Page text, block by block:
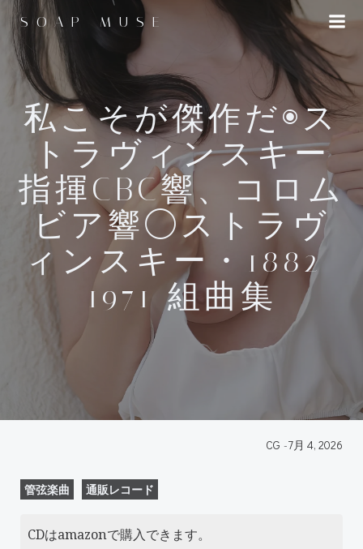
ツ
へ
ス
キ
ッ
プ
SOAP MUSE
私こそが傑作だ◉ス
トラヴィンスキー
指揮CBC響、コロム
ビア響◯ストラヴ
ィンスキー・1882-
1971 組曲集
CG -7月 4, 2026
管弦楽曲 通販レコード
CDはamazonで購入できます。